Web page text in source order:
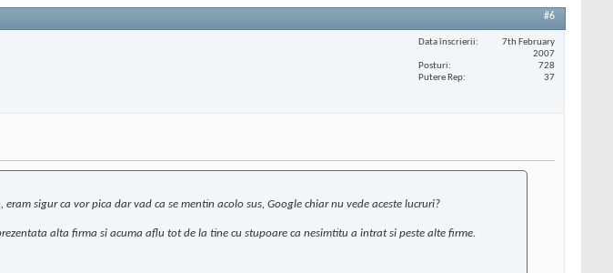
#6
Data înscrierii
7th February
2007
Posturi
728
Putere Rep
37
sigur ca vor pica dar vad ca se mentin acolo sus, Google chiar nu vede aceste lucruri?
alta firma si acuma aflu tot de la tine cu stupoare ca nesimtitu a intrat si peste alte firme.